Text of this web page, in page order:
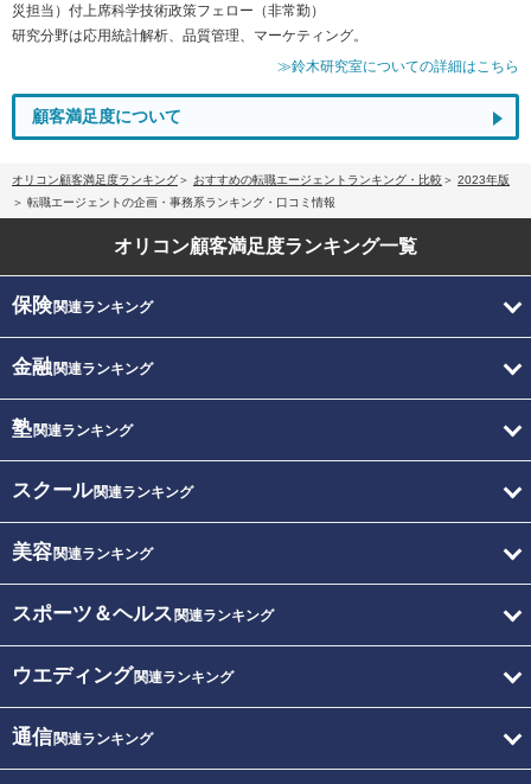
災担当）付上席科学技術政策フェロー（非常勤）
研究分野は応用統計解析、品質管理、マーケティング。
≫鈴木研究室についての詳細はこちら
顧客満足度について
オリコン顧客満足度ランキング おすすめの転職エージェントランキング・比較
2023年版
転職エージェントの企画・事務系ランキング・口コミ情報
オリコン顧客満足度ランキング一覧
保険関連ランキング
金融関連ランキング
塾関連ランキング
スクール関連ランキング
美容関連ランキング
スポーツ＆ヘルス 関連ランキング
ウエディング関連ランキング
通信関連ランキング